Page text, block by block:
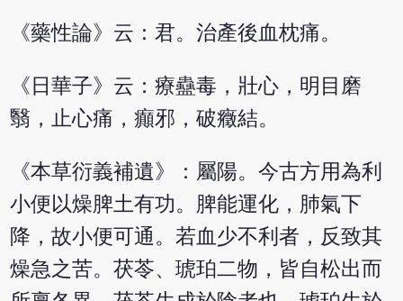
《藥性論》云：君。治產後血枕痛。
《日華子》云：療蠱毒，壯心，明目磨
翳，止心痛，癲邪，破癥結。
《本草衍義補遺》：屬陽。今古方用為利
小便以燥脾土有功。脾能運化，肺氣下
降，故小便可通。若血少不利者，反致其
燥急之苦。茯苓、琥珀二物，皆自松出而